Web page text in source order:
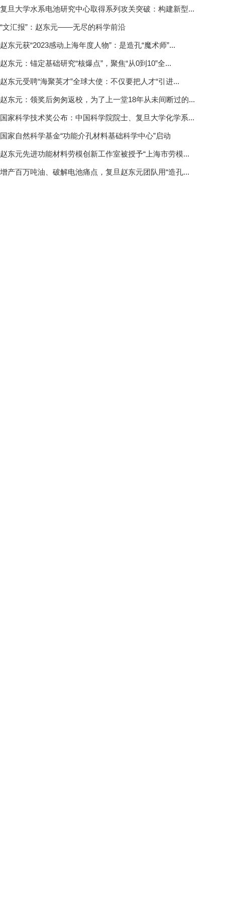
复旦大学水系电池研究中心取得系列攻关突破：构建新型...
“文汇报”：赵东元——无尽的科学前沿
赵东元获“2023感动上海年度人物”：是造孔“魔术师”...
赵东元：锚定基础研究“核爆点”，聚焦“从0到10”全...
赵东元受聘“海聚英才”全球大使：不仅要把人才“引进...
赵东元：领奖后匆匆返校，为了上一堂18年从未间断过的...
国家科学技术奖公布：中国科学院院士、复旦大学化学系...
国家自然科学基金“功能介孔材料基础科学中心”启动
赵东元先进功能材料劳模创新工作室被授予“上海市劳模...
增产百万吨油、破解电池痛点，复旦赵东元团队用“造孔...